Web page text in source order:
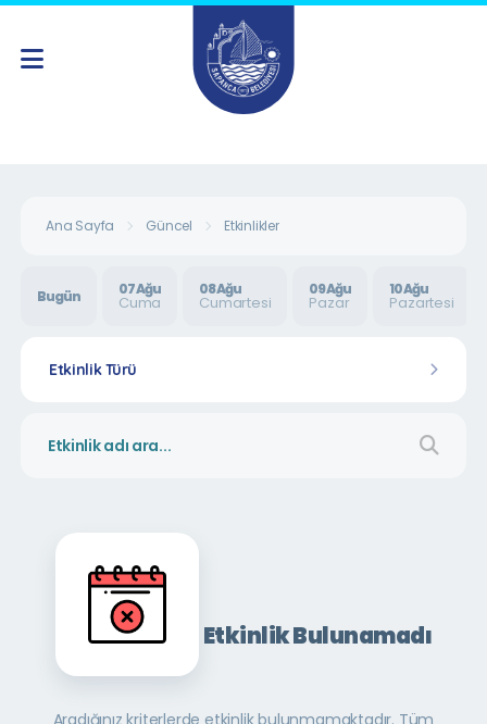
Ana Sayfa Güncel Etkinlikler
Bugün 07 Ağu
Cuma
08 Ağu
Cumartesi
09 Ağu
Pazar
10 Ağu
Pazartesi
Etkinlik Türü
Etkinlik Bulunamadı
Aradığınız kriterlerde etkinlik bulunmamaktadır. Tüm